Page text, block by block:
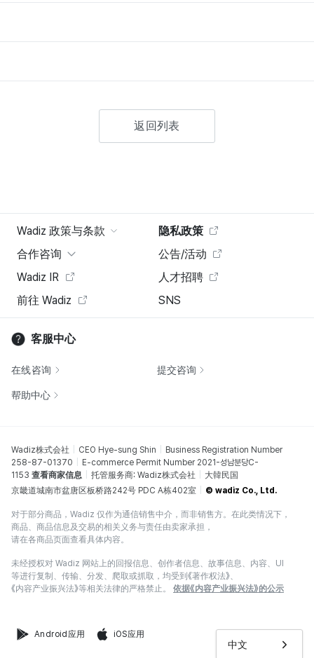
中文
返回列表
Wadiz 政策与条款
隐私政策
合作咨询
公告/活动
Wadiz IR
人才招聘
前往 Wadiz
SNS
客服中心
在线咨询 提交咨询
帮助中心
Wadiz株式会社 CEO Hye-sung Shin
Business Registration Number
258-87-01370
E-commerce Permit Number 2021-성남분당C-
1153 查看商家信息 托管服务商: Wadiz株式会社
大韓民国
京畿道城南市盆唐区板桥路242号 PDC A栋402室
© wadiz Co., Ltd.
对于部分商品，Wadiz 仅作为通信销售中介，而非销售方。在此类情况下，
商品、商品信息及交易的相关义务与责任由卖家承担，
请在各商品页面查看具体内容。
未经授权对 Wadiz 网站上的回报信息、创作者信息、故事信息、内容、UI
等进行复制、传输、分发、爬取或抓取，均受到《著作权法》、
《内容产业振兴法》等相关法律的严格禁止。
依据《内容产业振兴法》的公示
Android应用 iOS应用